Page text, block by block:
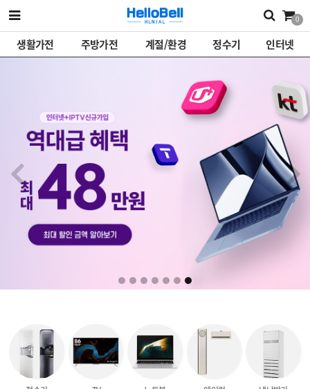
0
생활가전 주방가전 계절/환경 정수기 인터넷